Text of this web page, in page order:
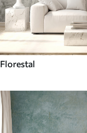
Florestal